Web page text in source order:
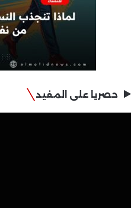
حصريا على المفيد